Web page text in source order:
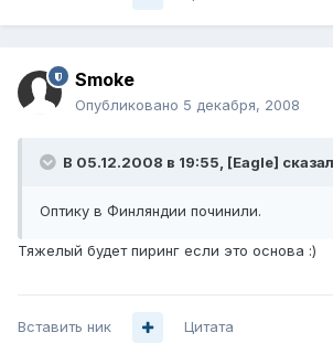
Smoke
Опубликовано 5 декабря, 2008
В 05.12.2008 в 19:55, [Eagle]
Оптику в Финляндии починили.
Тяжелый будет пиринг если это основа :)
Вставить ник Цитата